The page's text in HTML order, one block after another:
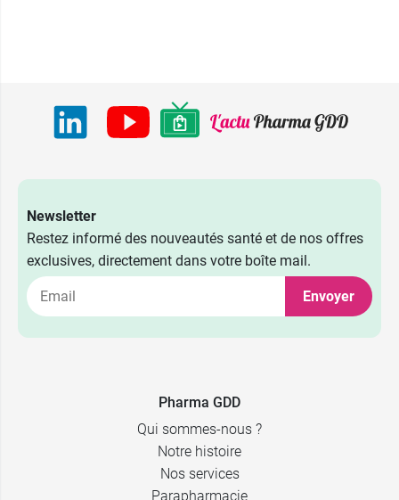
Newsletter
Restez informé des nouveautés santé et de nos offres
exclusives, directement dans votre boîte mail.
Envoyer
Pharma GDD
Qui sommes-nous ?
Notre histoire
Nos services
Parapharmacie